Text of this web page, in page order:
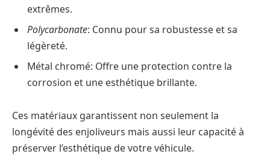
extrêmes.
Polycarbonate: Connu pour sa robustesse et sa
légèreté.
Métal chromé: Offre une protection contre la
corrosion et une esthétique brillante.
Ces matériaux garantissent non seulement la
longévité des enjoliveurs mais aussi leur capacité à
préserver l’esthétique de votre véhicule.